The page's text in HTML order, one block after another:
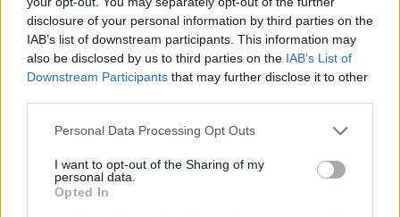
disclosure of your personal information by third parties on the
IAB’s list of downstream participants. This information may
also be disclosed by us to third parties on the IAB’s List of
Downstream Participants that may further disclose it to other
Personal Data Processing Opt Outs
I want to opt-out of the Sharing of my
personal data.
Opted In
Bevétele pedig felülmúlta a várakozásokat.